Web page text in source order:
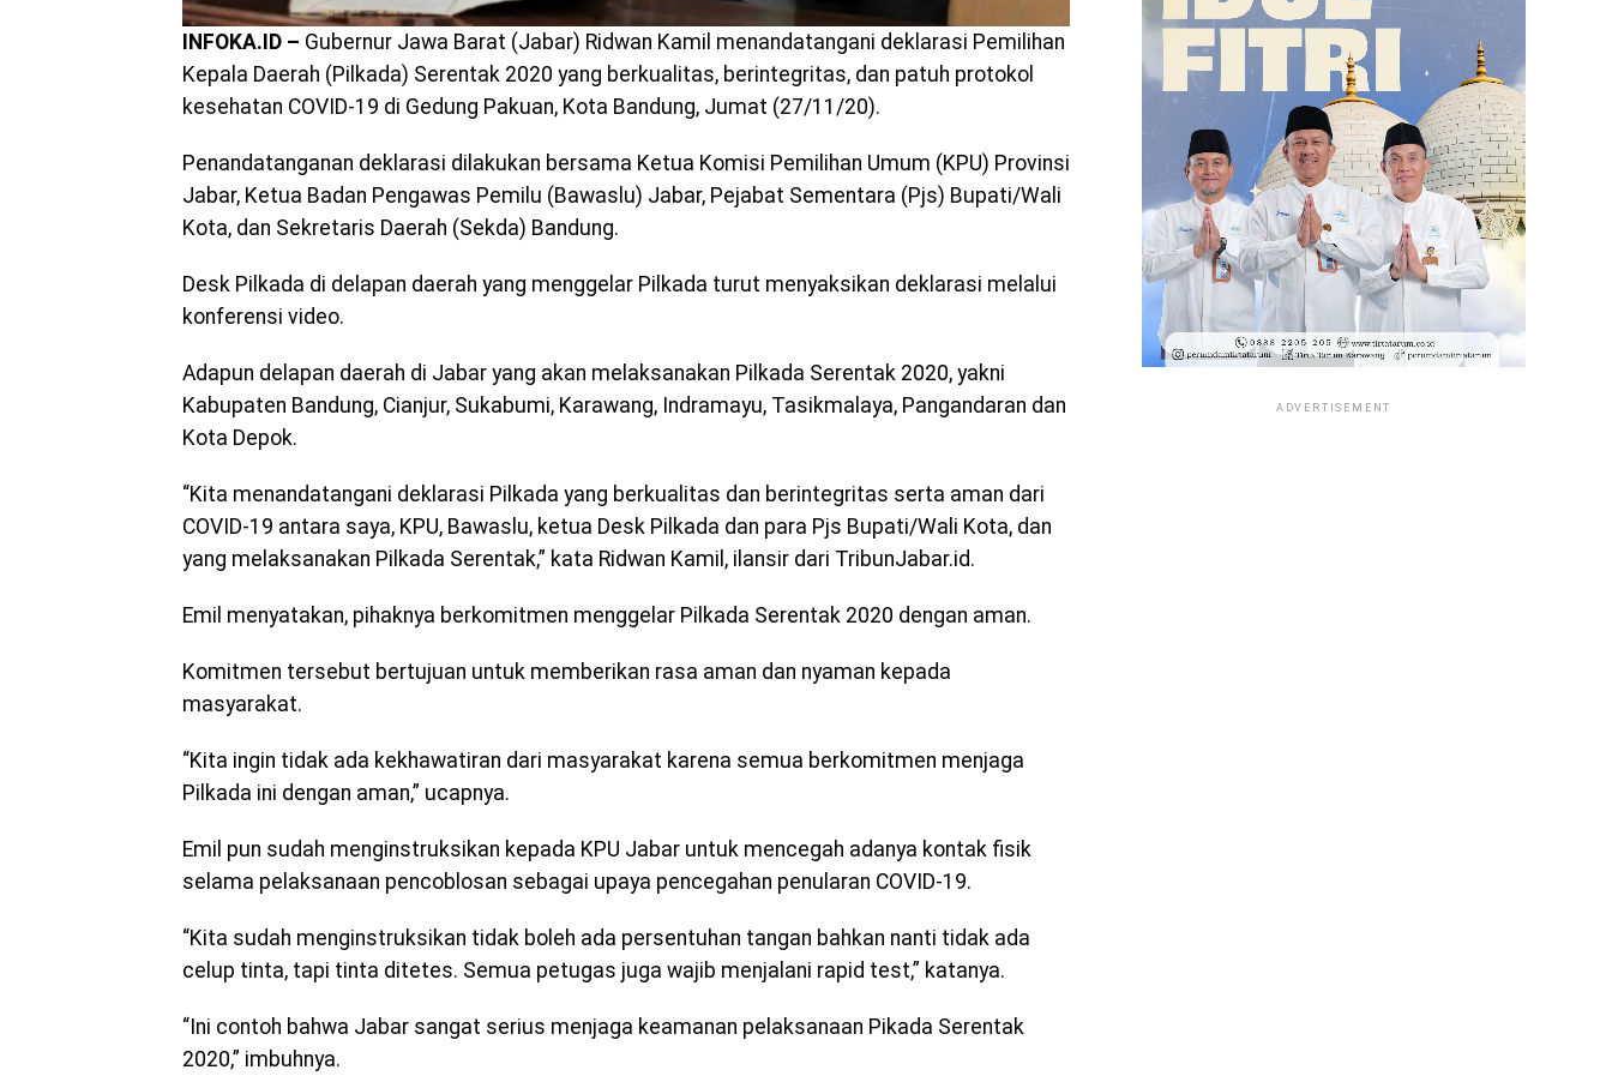
INFOKA.ID – Gubernur Jawa Barat (Jabar) Ridwan Kamil menandatangani deklarasi Pemilihan
Kepala Daerah (Pilkada) Serentak 2020 yang berkualitas, berintegritas, dan patuh protokol
kesehatan COVID-19 di Gedung Pakuan, Kota Bandung, Jumat (27/11/20).
Penandatanganan deklarasi dilakukan bersama Ketua Komisi Pemilihan Umum (KPU) Provinsi
Jabar, Ketua Badan Pengawas Pemilu (Bawaslu) Jabar, Pejabat Sementara (Pjs) Bupati/Wali
Kota, dan Sekretaris Daerah (Sekda) Bandung.
Desk Pilkada di delapan daerah yang menggelar Pilkada turut menyaksikan deklarasi melalui
konferensi video.
Adapun delapan daerah di Jabar yang akan melaksanakan Pilkada Serentak 2020, yakni
Kabupaten Bandung, Cianjur, Sukabumi, Karawang, Indramayu, Tasikmalaya, Pangandaran dan
Kota Depok.
“Kita menandatangani deklarasi Pilkada yang berkualitas dan berintegritas serta aman dari
COVID-19 antara saya, KPU, Bawaslu, ketua Desk Pilkada dan para Pjs Bupati/Wali Kota, dan
yang melaksanakan Pilkada Serentak,” kata Ridwan Kamil, ilansir dari TribunJabar.id.
Emil menyatakan, pihaknya berkomitmen menggelar Pilkada Serentak 2020 dengan aman.
Komitmen tersebut bertujuan untuk memberikan rasa aman dan nyaman kepada
masyarakat.
“Kita ingin tidak ada kekhawatiran dari masyarakat karena semua berkomitmen menjaga
Pilkada ini dengan aman,” ucapnya.
Emil pun sudah menginstruksikan kepada KPU Jabar untuk mencegah adanya kontak fisik
selama pelaksanaan pencoblosan sebagai upaya pencegahan penularan COVID-19.
“Kita sudah menginstruksikan tidak boleh ada persentuhan tangan bahkan nanti tidak ada
celup tinta, tapi tinta ditetes. Semua petugas juga wajib menjalani rapid test,” katanya.
“Ini contoh bahwa Jabar sangat serius menjaga keamanan pelaksanaan Pikada Serentak
2020,” imbuhnya.
ADVERTISEMENT